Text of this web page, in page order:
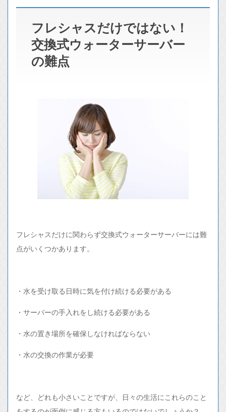
フレシャスだけではない！
交換式ウォーターサーバー
の難点
フレシャスだけに関わらず交換式ウォーターサーバーには難
点がいくつかあります。
・水を受け取る日時に気を付け続ける必要がある
・サーバーの手入れをし続ける必要がある
・水の置き場所を確保しなければならない
・水の交換の作業が必要
など、どれも小さいことですが、日々の生活にこれらのこと